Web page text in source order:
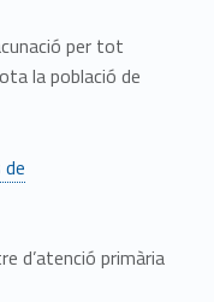
per tot
la població de
d’atenció primària